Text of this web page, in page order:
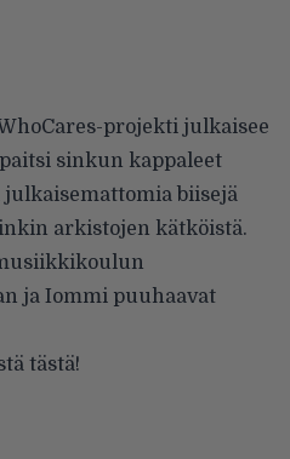
projekti julkaisee
sinkun kappaleet
biisejä
arkistojen kätköistä.
ja Iommi puuhaavat
tästä!